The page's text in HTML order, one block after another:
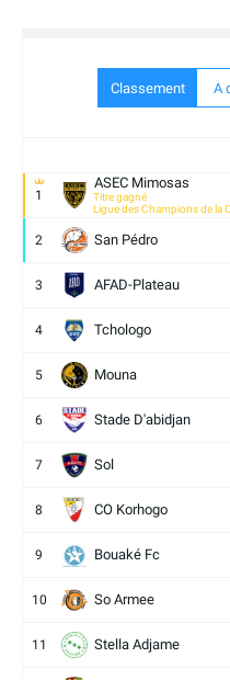
Classement A
1
ASEC Mimosas
Titre gagné
Ligue des Champions de la
2 San Pédro
3 AFAD-Plateau
4 Tchologo
5 Mouna
6 Stade D'abidjan
7 Sol
8 CO Korhogo
9 Bouaké Fc
10 So Armee
11 Stella Adjame